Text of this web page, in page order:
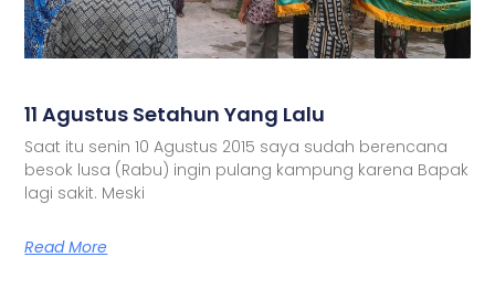
11 Agustus Setahun Yang Lalu
Saat itu senin 10 Agustus 2015 saya sudah berencana
besok lusa (Rabu) ingin pulang kampung karena Bapak
lagi sakit. Meski
Read More